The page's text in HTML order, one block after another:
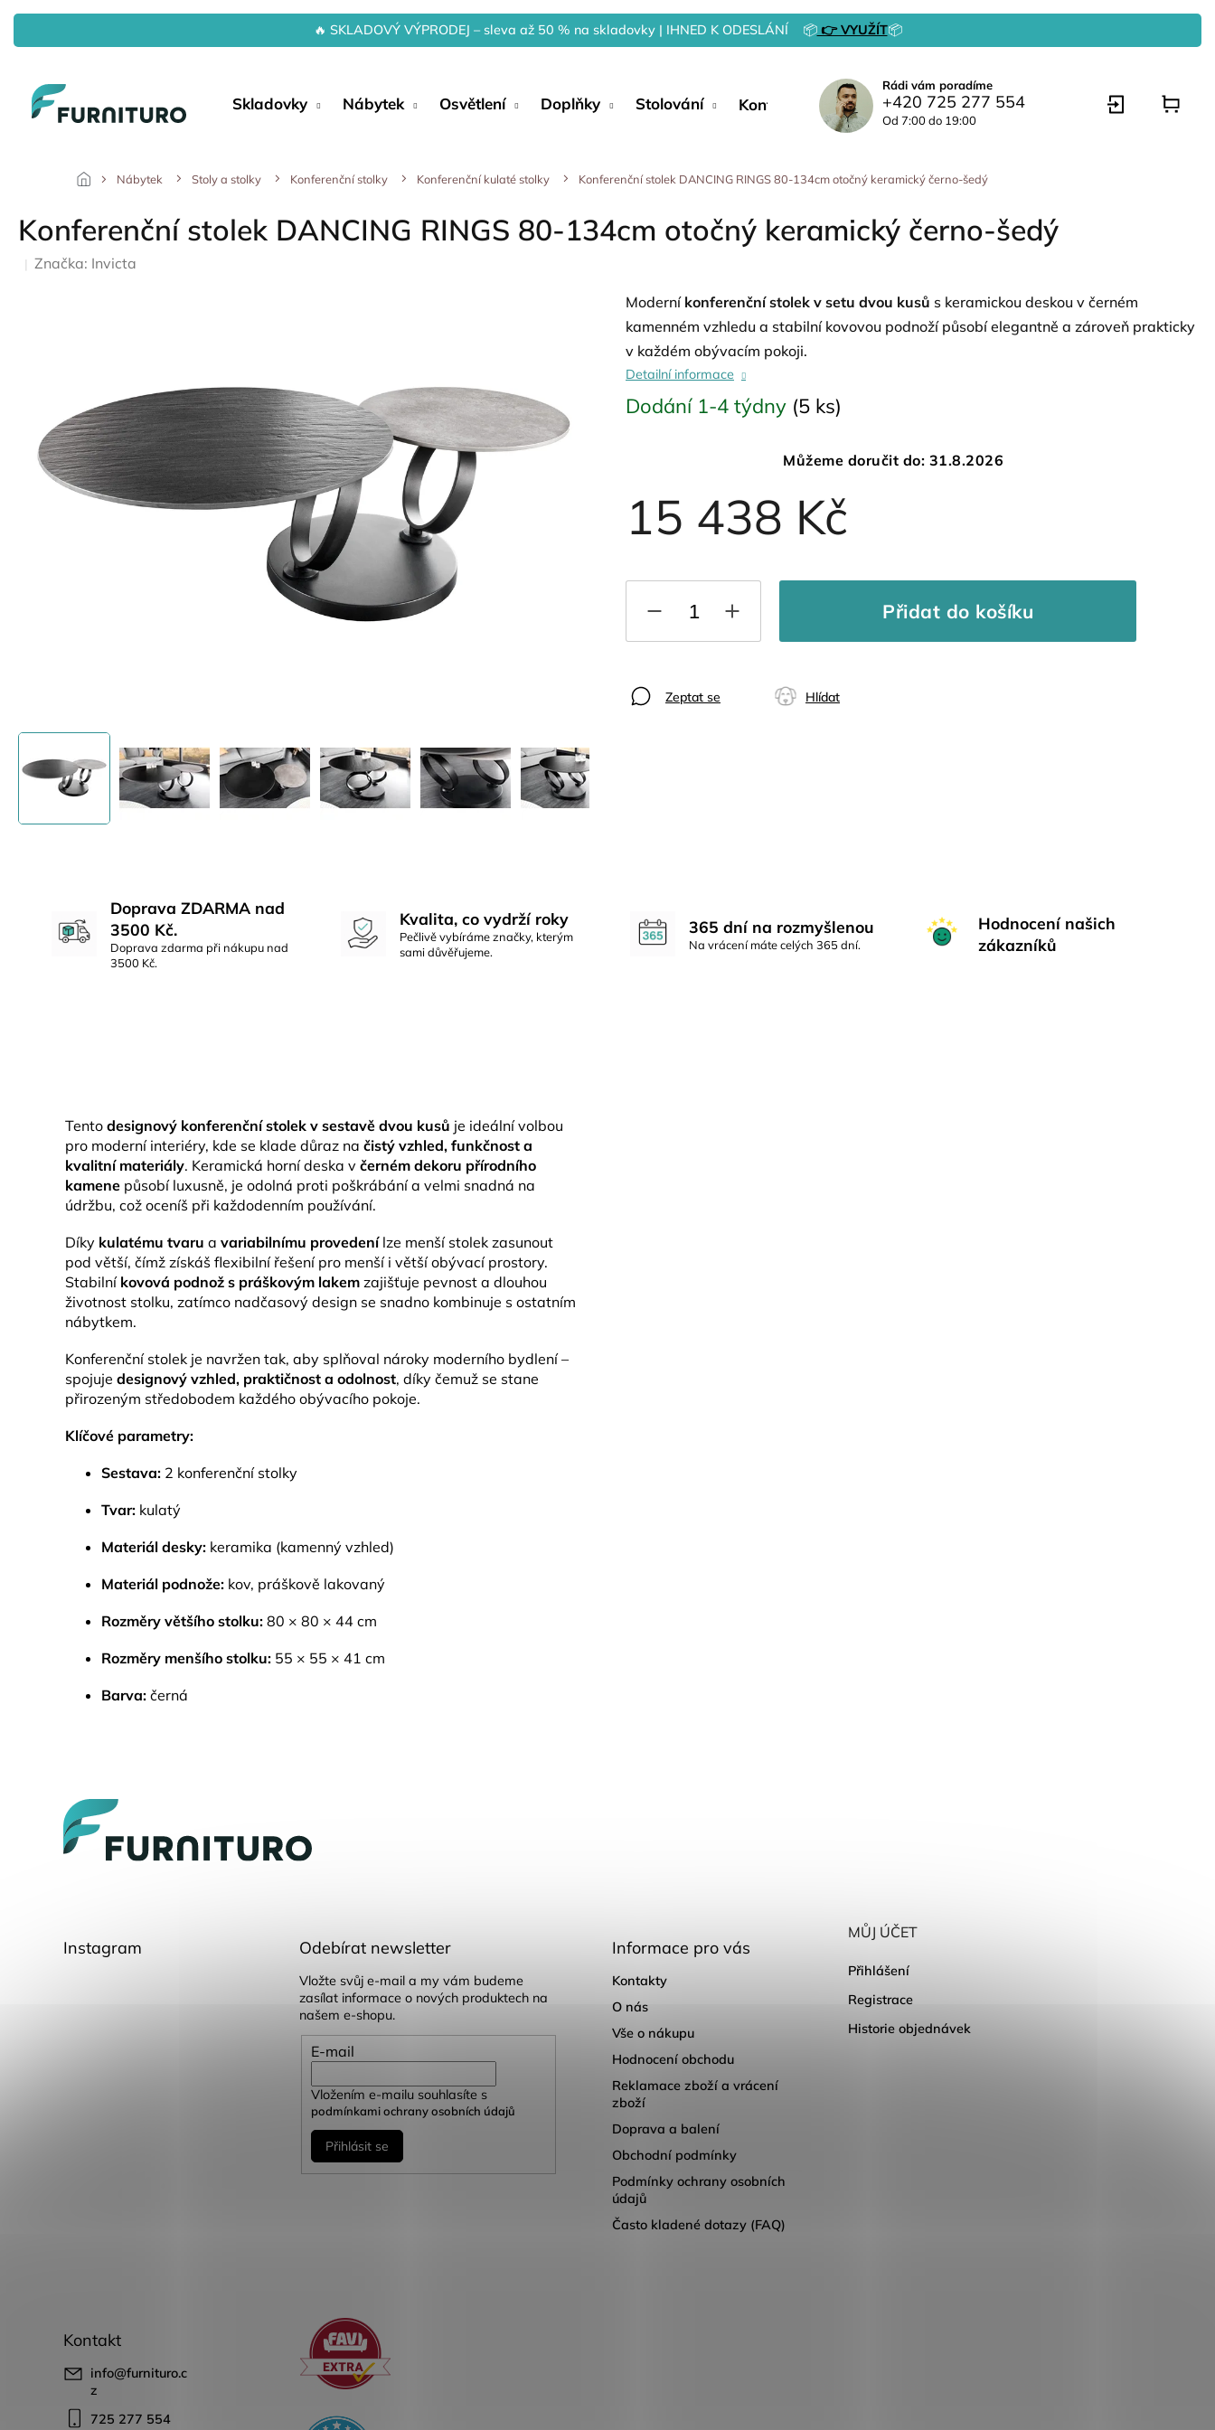
Přejít
obsah
🔥 SKLADOVÝ VÝPRODEJ – sleva až 50 % na skladovky | IHNED K ODESLÁNÍ 📦👉 VYUŽÍT📦
Skladovky Nábytek Osvětlení Doplňky Stolování Kontakty
Rádi vám poradíme
+420 725 277 554
Od 7:00 do 19:00
Nábytek Stoly a stolky Konferenční stolky Konferenční kulaté stolky Konferenční stolek DANCING RINGS 80-134cm otočný keramický černo-šedý
Konferenční stolek DANCING RINGS 80-134cm otočný keramický černo-šedý
Značka: Invicta
15 438 Kč
Dodání 1-4 týdny (5 ks)
Můžeme doručit do: 31.8.2026
Přidat do košíku
Moderní konferenční stolek v setu dvou kusů s keramickou deskou v černém
kamenném vzhledu a stabilní kovovou podnoží působí elegantně a zároveň prakticky
v každém obývacím pokoji.
Detailní informace
Zeptat se Hlídat
Doprava ZDARMA nad
3500 Kč.
Doprava zdarma při nákupu nad
3500 Kč.
Kvalita, co vydrží roky
Pečlivě vybíráme značky, kterým
sami důvěřujeme.
365 dní na rozmyšlenou
Na vrácení máte celých 365 dní.
Hodnocení našich
zákazníků
Tento designový konferenční stolek v sestavě dvou kusů je ideální volbou
pro moderní interiéry, kde se klade důraz na čistý vzhled, funkčnost a
kvalitní materiály. Keramická horní deska v černém dekoru přírodního
kamene působí luxusně, je odolná proti poškrábání a velmi snadná na
údržbu, což oceníš při každodenním používání.
Díky kulatému tvaru a variabilnímu provedenílze menší stolek zasunout
pod větší, čímž získáš flexibilní řešení pro menší i větší obývací prostory.
Stabilní kovová podnož s práškovým lakem zajišťuje pevnost a dlouhou
životnost stolku, zatímco nadčasový design se snadno kombinuje s ostatním
nábytkem.
Konferenční stolek je navržen tak, aby splňoval nároky moderního bydlení –
spojuje designový vzhled, praktičnost a odolnost, díky čemuž se stane
přirozeným středobodem každého obývacího pokoje.
Klíčové parametry:
Sestava: 2 konferenční stolky
Tvar: kulatý
Materiál desky: keramika (kamenný vzhled)
Materiál podnože: kov, práškově lakovaný
Rozměry většího stolku: 80 × 80 × 44 cm
Rozměry menšího stolku: 55 × 55 × 41 cm
Barva: černá
Instagram Odebírat newsletter
Vložte svůj e-mail a my vám budeme
zasílat informace o nových produktech na
našem e-shopu.
E-mail
Vložením e-mailu souhlasíte s
podmínkami ochrany osobních údajů
Přihlásit se
Informace pro vás
Kontakty
O nás
Vše o nákupu
Hodnocení obchodu
Reklamace zboží a vrácení
zboží
Doprava a balení
Obchodní podmínky
Podmínky ochrany osobních
údajů
Často kladené dotazy (FAQ)
MŮJ ÚČET
Přihlášení
Registrace
Historie objednávek
Kontakt
info@furnituro.c
z
725 277 554